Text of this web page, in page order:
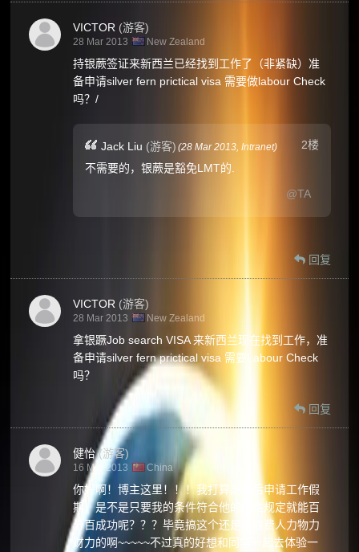
VICTOR (游客)
28 Mar 2013 New Zealand
持银蕨签证来新西兰已经找到工作了（非紧缺）准
备申请silver fern prictical visa 需要做labour Check
吗？/
2楼
Jack Liu (游客) (28 Mar 2013,Intranet)
不需要的，银蕨是豁免LMT的.
@TA
回复
VICTOR (游客)
28 Mar 2013 New Zealand
拿银蹶Job search VISA 来新西兰现在找到工作，准
备申请silver fern prictical visa 需要Labour Check
吗？
回复
健怡(游客)
16 Mar 2013 China
你好啊！博主这里！！！我打算高考后申请工作假
期，是不是只要我的条件符合他的硬性规定就能百
分百成功呢？？？毕竟搞这个还是很浪费人力物力
财力的啊~~~~~不过真的好想和同学一起去体验一